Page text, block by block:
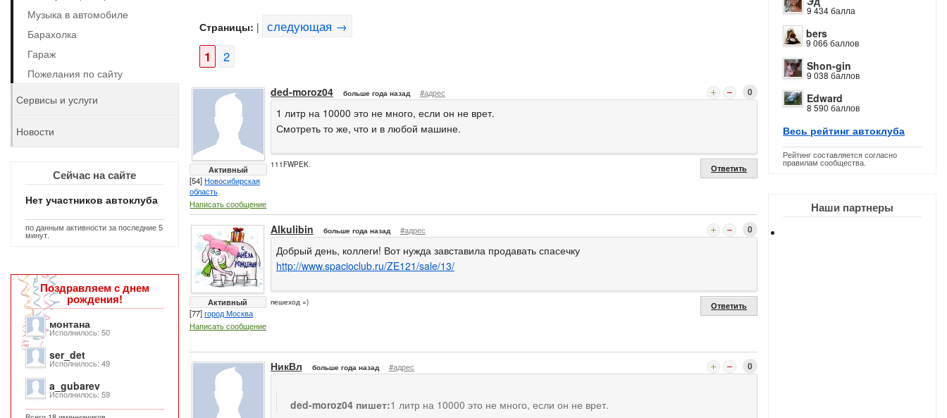
9 434 балла
bers
9 066 баллов
Shon-gin
9 038 баллов
Edward
8 590 баллов
Весь рейтинг автоклуба
Рейтинг составляется согласно
правилам сообщества.
Наши партнеры
Страницы: | следующая →
1
2
Активный
[54]Новосибирская
область
Написать сообщение
ded-moroz04 больше года назад #адрес 0
1 литр на 10000 это не много, если он не врет.
Смотреть то же, что и в любой машине.
111FWPEK. Ответить
Активный
[77]город Москва
Написать сообщение
Alkulibin больше года назад #адрес 0
Добрый день, коллеги! Вот нужда завставила продавать спасечку
http://www.spacioclub.ru/ZE121/sale/13/
пешеход =) Ответить
НикВл больше года назад #адрес 0
ded-moroz04 пишет:1 литр на 10000 это не много, если он не врет.
Музыка в автомобиле
Барахолка
Гараж
Пожелания по сайту
Сервисы и услуги
Новости
Сейчас на сайте
Нет участников автоклуба
по данным активности за последние 5
минут.
Поздравляем с днем
рождения!
монтана
Исполнилось: 50
ser_det
Исполнилось: 49
a_gubarev
Исполнилось: 59